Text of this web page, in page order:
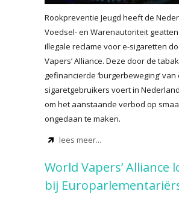
Rookpreventie Jeugd heeft de
Voedsel- en Warenautoriteit
illegale reclame voor e-sigaretten
Vapers’ Alliance. Deze door de
gefinancierde ‘burgerbeweging’ van
sigaretgebruikers voert in
om het aanstaande verbod op
ongedaan te maken.
lees meer...
World Vapers’ Alliance
bij